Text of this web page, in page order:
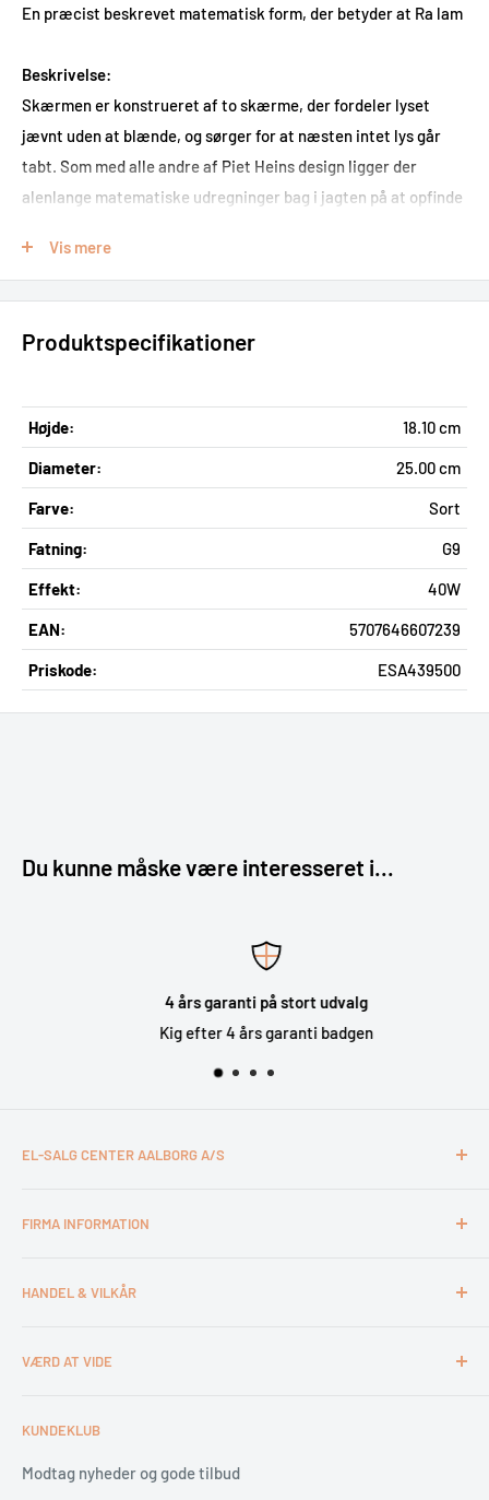
En præcist beskrevet matematisk form, der betyder at Ra lam
Beskrivelse:
Skærmen er konstrueret af to skærme, der fordeler lyset
jævnt uden at blænde, og sørger for at næsten intet lys går
tabt. Som med alle andre af Piet Heins design ligger der
alenlange matematiske udregninger bag i jagten på at opfinde
fulde lykkedes. RA er blændfri.
Fakta:
tekstilledning max. 40W E14
Vis mere
Produktspecifikationer
Højde: 18.10 cm
Diameter: 25.00 cm
Farve: Sort
Fatning: G9
Effekt: 40W
EAN: 5707646607239
Priskode: ESA439500
Du kunne måske være interesseret i...
4 års garanti på stort udvalg
Kig efter 4 års garanti badgen
EL-SALG CENTER AALBORG A/S
Otto Mønsteds Vej 6
Tlf. 98180011
FIRMA INFORMATION
Medarbejdere
Kundeklub
HANDEL & VILKÅR
Handelsbetingelser
Garantiservice
Erhverv & Byggeri
VÆRD AT VIDE
Montering
Betaling
KUNDEKLUB
Modtag nyheder og gode tilbud